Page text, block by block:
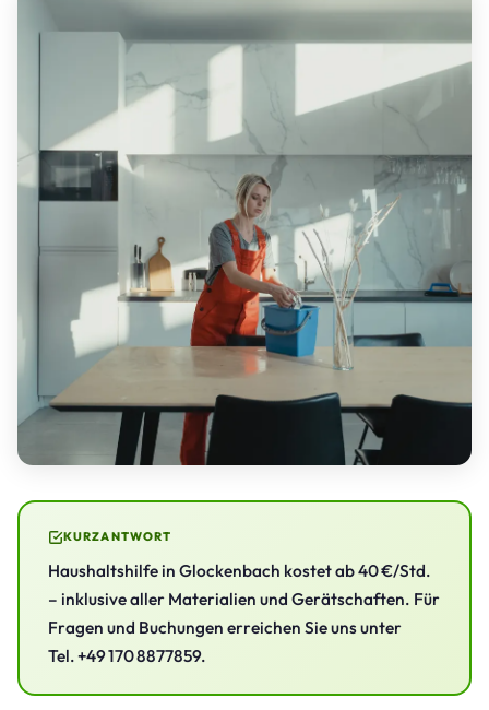
KURZANTWORT
Haushaltshilfe in Glockenbach kostet ab 40 €/Std.
– inklusive aller Materialien und Gerätschaften. Für
Fragen und Buchungen erreichen Sie uns unter
Tel. +49 170 8877859.